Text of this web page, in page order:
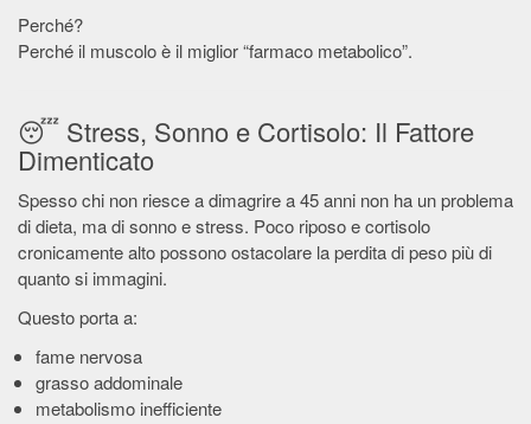
Perché?
Perché il muscolo è il miglior “farmaco metabolico”.
😴 Stress, Sonno e Cortisolo: Il Fattore
Dimenticato
Spesso chi non riesce a dimagrire a 45 anni non ha un problema
di dieta, ma di sonno e stress. Poco riposo e cortisolo
cronicamente alto possono ostacolare la perdita di peso più di
quanto si immagini.
Questo porta a:
fame nervosa
grasso addominale
metabolismo inefficiente